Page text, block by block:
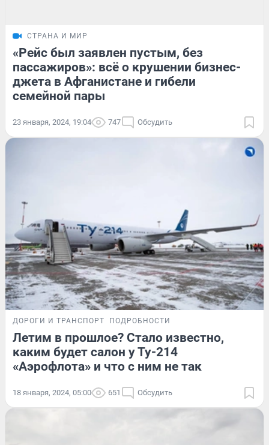
СТРАНА И МИР
«Рейс был заявлен пустым, без
пассажиров»: всё о крушении бизнес-
джета в Афганистане и гибели
семейной пары
23 января, 2024, 19:04 747 Обсудить
ДОРОГИ И ТРАНСПОРТ ПОДРОБНОСТИ
Летим в прошлое? Стало известно,
каким будет салон у Ту-214
«Аэрофлота» и что с ним не так
18 января, 2024, 05:00 651 Обсудить